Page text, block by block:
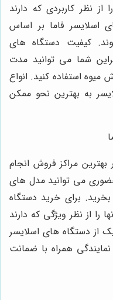
نظر کاربردی که دارند
اسلایسر فاما بر اساس
کیفیت دستگاه های
شما می توانید مدت
میوه استفاده کنید. انواع
به بهترین نحو ممکن
مراکز فروش انجام
می توانید مدل های
بخرید. برای خرید دستگاه
را از نظر ویژگی که دارند
از دستگاه های اسلایسر
همراه با ضمانت